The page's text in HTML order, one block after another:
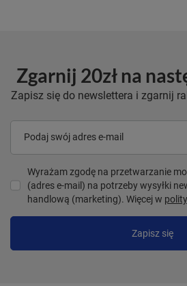
Zgarnij 20zł na
Zapisz się do newslettera i zgarnij
Podaj swój adres e-mail
Wyrażam zgodę na przetwarzanie
(adres e-mail) na potrzeby wysyłki
handlową (marketing). Więcej w
Zapisz się